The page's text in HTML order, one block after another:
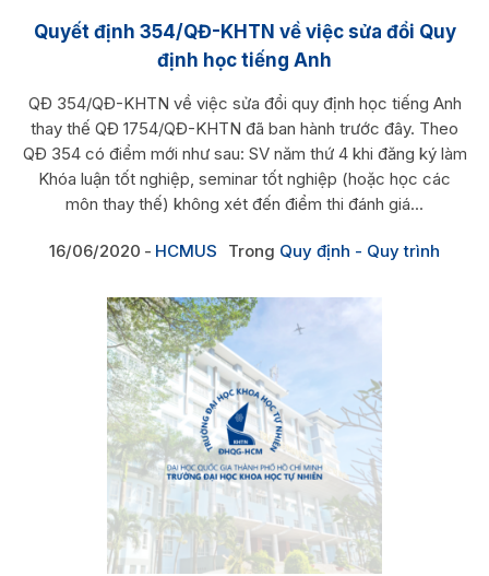
Quyết định 354/QĐ-KHTN về việc sửa đổi Quy
định học tiếng Anh
QĐ 354/QĐ-KHTN về việc sửa đổi quy định học tiếng Anh
thay thế QĐ 1754/QĐ-KHTN đã ban hành trước đây. Theo
QĐ 354 có điểm mới như sau: SV năm thứ 4 khi đăng ký làm
Khóa luận tốt nghiệp, seminar tốt nghiệp (hoặc học các
môn thay thế) không xét đến điểm thi đánh giá...
16/06/2020 HCMUS Trong Quy định - Quy trình